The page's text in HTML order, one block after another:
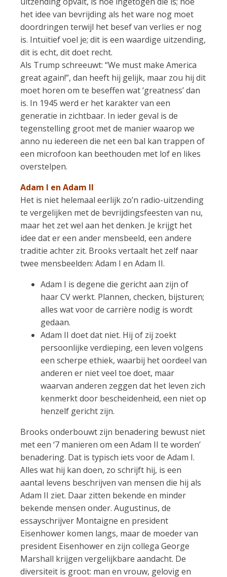
het idee van bevrijding als het ware nog moet
doordringen terwijl het besef van verlies er nog
is. Intuïtief voel je; dit is een waardige uitzending,
dit is echt, dit doet recht.
Als Trump schreeuwt: “We must make America
great again!”, dan heeft hij gelijk, maar zou hij dit
moet horen om te beseffen wat ‘greatness’ dan
is. In 1945 werd er het karakter van een
generatie in zichtbaar. In ieder geval is de
tegenstelling groot met de manier waarop we
anno nu iedereen die net een bal kan trappen of
een microfoon kan beethouden met lof en likes
overstelpen.
Adam I en Adam II
Het is niet helemaal eerlijk zo’n radio-uitzending
te vergelijken met de bevrijdingsfeesten van nu,
maar het zet wel aan het denken. Je krijgt het
idee dat er een ander mensbeeld, een andere
traditie achter zit. Brooks vertaalt het zelf naar
twee mensbeelden: Adam I en Adam II.
Adam I is degene die gericht aan zijn of
haar CV werkt. Plannen, checken, bijsturen;
alles wat voor de carrière nodig is wordt
gedaan.
Adam II doet dat niet. Hij of zij zoekt
persoonlijke verdieping, een leven volgens
een scherpe ethiek, waarbij het oordeel van
anderen er niet veel toe doet, maar
waarvan anderen zeggen dat het leven zich
kenmerkt door bescheidenheid, een niet op
henzelf gericht zijn.
Brooks onderbouwt zijn benadering bewust niet
met een ‘7 manieren om een Adam II te worden’
benadering. Dat is typisch iets voor de Adam I.
Alles wat hij kan doen, zo schrijft hij, is een
aantal levens beschrijven van mensen die hij als
Adam II ziet. Daar zitten bekende en minder
bekende mensen onder. Augustinus, de
essayschrijver Montaigne en president
Eisenhower komen langs, maar de moeder van
president Eisenhower en zijn collega George
Marshall krijgen vergelijkbare aandacht. De
diversiteit is groot: man en vrouw, gelovig en